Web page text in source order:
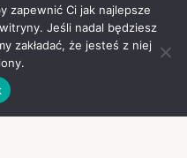
zapewnić Ci jak najlepsze
Jeśli nadal będziesz
zakładać, że jesteś z niej